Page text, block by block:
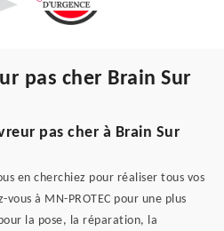
pas cher Brain Sur
pas cher à Brain Sur
en cherchiez pour réaliser tous vos
à MN-PROTEC pour une plus
la pose, la réparation, la